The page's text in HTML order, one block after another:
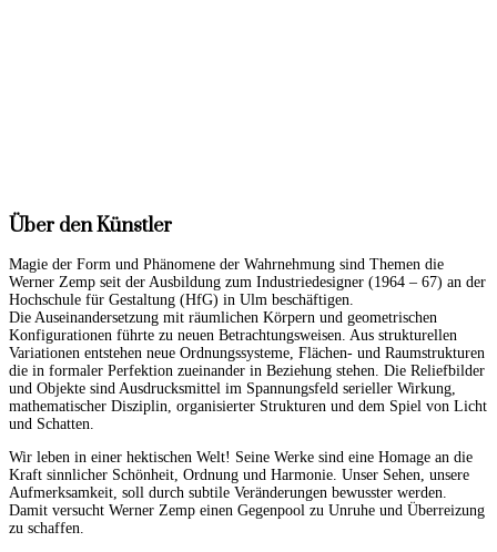
Über den Künstler
Magie der Form und Phänomene der Wahrnehmung sind Themen die
Werner Zemp seit der Ausbildung zum Industriedesigner (1964 – 67) an der
Hochschule für Gestaltung (HfG) in Ulm beschäftigen.
Die Auseinandersetzung mit räumlichen Körpern und geometrischen
Konfigurationen führte zu neuen Betrachtungsweisen. Aus strukturellen
Variationen entstehen neue Ordnungssysteme, Flächen- und Raumstrukturen
die in formaler Perfektion zueinander in Beziehung stehen. Die Reliefbilder
und Objekte sind Ausdrucksmittel im Spannungsfeld serieller Wirkung,
mathematischer Disziplin, organisierter Strukturen und dem Spiel von Licht
und Schatten.
Wir leben in einer hektischen Welt! Seine Werke sind eine Homage an die
Kraft sinnlicher Schönheit, Ordnung und Harmonie. Unser Sehen, unsere
Aufmerksamkeit, soll durch subtile Veränderungen bewusster werden.
Damit versucht Werner Zemp einen Gegenpool zu Unruhe und Überreizung
zu schaffen.